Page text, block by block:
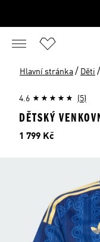
Hlavní stránka / Děti /
4.6 (5)
DĚTSKÝ
Cena
1 799 Kč